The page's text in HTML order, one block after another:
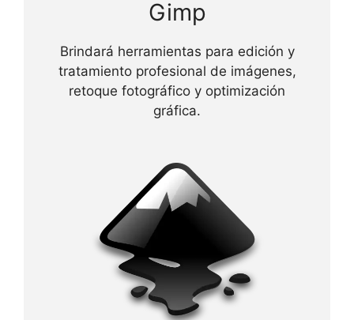
Gimp
Brindará herramientas para edición y
tratamiento profesional de imágenes,
retoque fotográfico y optimización
gráfica.